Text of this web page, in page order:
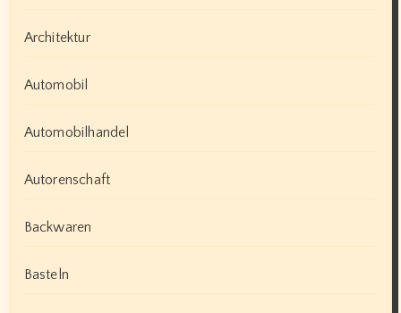
Architektur
Automobil
Automobilhandel
Autorenschaft
Backwaren
Basteln